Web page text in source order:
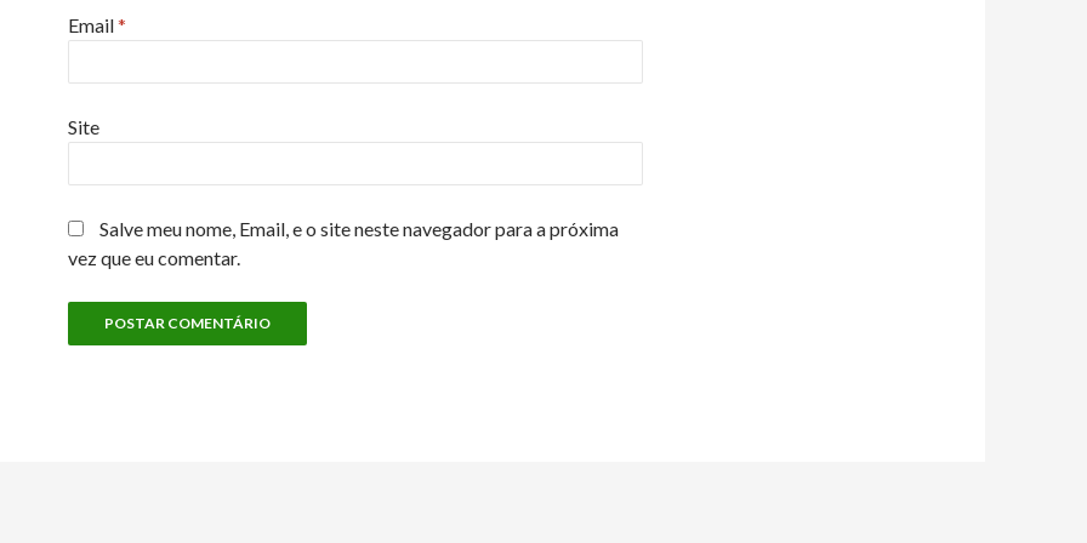
Email*
Site
Salve meu nome, Email, e o site neste navegador para a próxima
vez que eu comentar.